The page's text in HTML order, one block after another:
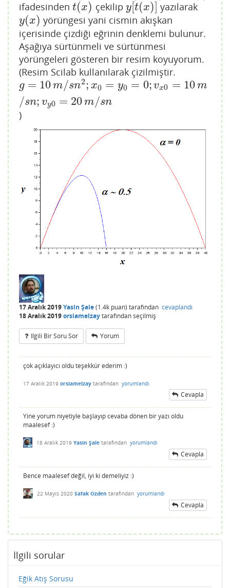
ifadesinden t(x)
t(x) çekilip y[ t(x)
y[ t(x)] yazılarak
y(x)
y(x)
yörüngesi yani cismin akışkan
içerisinde çizdiği eğrinin denklemi bulunur.
Aşağıya sürtünmeli ve sürtünmesi
yörüngeleri gösteren bir resim koyuyorum.
(Resim Scilab kullanılarak çizilmiştir.
g = 10m/sn2; x0 = y0 = 0; vx0 = 10m
/sn; vy0 = 20m/sn
g=10 m/sn2;x0=y 0=0 ;vx 0=10m/sn;vy 0= 20m/s
)
17 Aralık 2019Yasin Şale(1.4k puan) tarafından cevaplandı
18 Aralık 2019orsiamelzaytarafındanseçilmiş
Ilgili Bir Soru Sor Yorum
çok açıklayıcı oldu teşekkür ederim :)
17 Aralık 2019 orsiamelzay tarafından yorumlandı
Cevapla
Yine yorum niyetiyle başlayıp cevaba dönen bir yazı oldu
maalesef :)
18 Aralık 2019 Yasin Şale tarafından yorumlandı
Cevapla
Bence maalesef değil, iyi ki demeliyiz :)
22 Mayıs 2020 Safak Ozden tarafından yorumlandı
Cevapla
İlgili sorular
Eğik Atış Sorusu